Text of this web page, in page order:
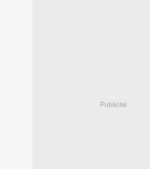
Publicité